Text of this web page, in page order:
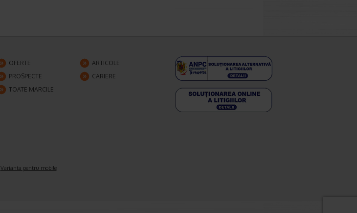
OFERTE
ARTICOLE
PROSPECTE
CARIERE
TOATE MARCILE
Varianta pentru mobile